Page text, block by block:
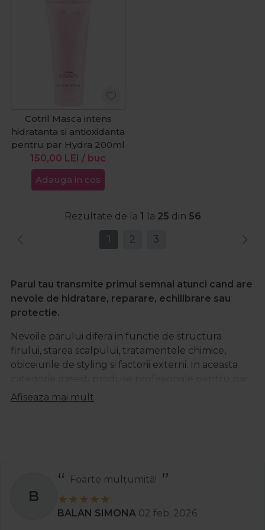
Cotril Masca intens
hidratanta si antioxidanta
pentru par Hydra 200ml
150,00 LEI / buc
Adauga in cos
Rezultate de la 1 la 25 din 56
1 2 3
Parul tau transmite primul semnal atunci cand are
nevoie de hidratare, reparare, echilibrare sau
protectie.
Nevoile parului difera in functie de structura
firului, starea scalpului, tratamentele chimice,
obiceiurile de styling si factorii externi. In aceasta
create pentru probleme concrete: par uscat sau
de la cauza problemei, nu doar de la efectul vizibil.
emoliente, in timp ce parul deshidratat necesita
produse care ajuta la refacerea nivelului de
Afiseaza mai mult
S
Recomand
Stanciu Aura Andreea 02 apr. 2025